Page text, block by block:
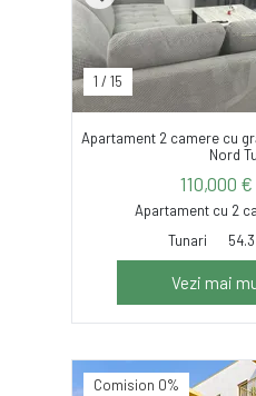
1 / 15
Apartament 2 camere cu
Nord
110,000 €
Apartament cu 2
Tunari
Vezi mai
Comision 0%